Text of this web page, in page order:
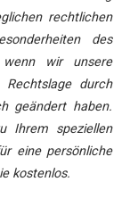
rechtlichen
des
wenn wir unsere
durch
geändert haben.
Ihrem speziellen
eine persönliche
kostenlos.